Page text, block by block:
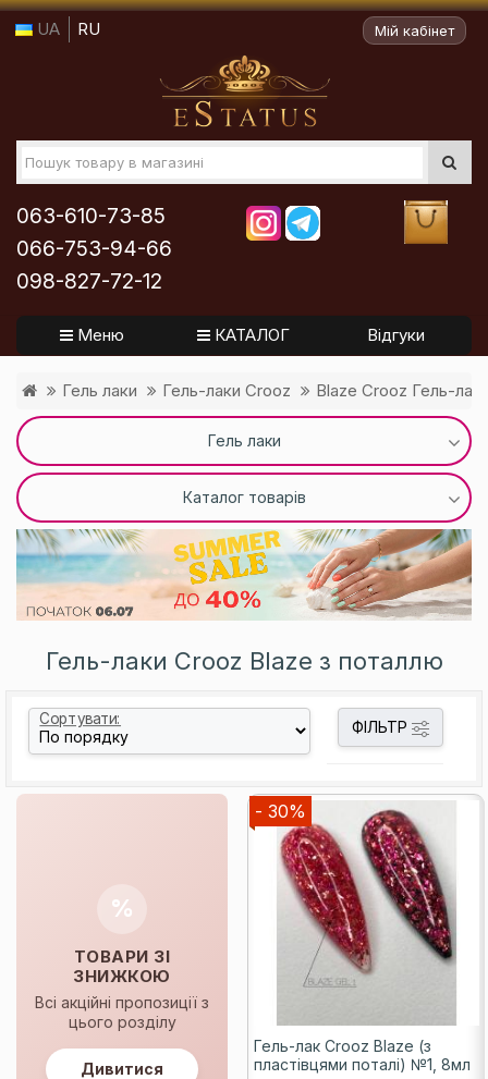
UA RU Мій кабінет
063-610-73-85
066-753-94-66
098-827-72-12
Меню КАТАЛОГ Відгуки
Гель лаки Гель-лаки Crooz Blaze Crooz Гель-лак
Гель лаки
Каталог товарів
Гель-лаки Crooz Blaze з поталлю
Сортувати: ФІЛЬТР
%
ТОВАРИ ЗІ
ЗНИЖКОЮ
Всі акційні пропозиції з
цього розділу
Дивитися
- 30%
Гель-лак Crooz Blaze (з
пластівцями поталі) №1, 8мл